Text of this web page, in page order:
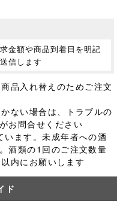
金額や商品到着日を明記
信します
品入れ替えのためご注文
ない場合は、トラブルの
お問合せください
います。未成年者への酒
酒類の1回のご注文数量
内にお願いします
ド